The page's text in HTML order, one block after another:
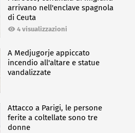
arrivano nell'enclave spagnola
di Ceuta
4 visualizzazioni
A Medjugorje appiccato
incendio all'altare e statue
vandalizzate
Attacco a Parigi, le persone
ferite a coltellate sono tre
donne